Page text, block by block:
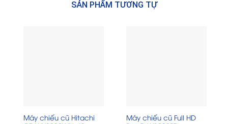
SẢN PHẨM TƯƠNG TỰ
Máy chiếu cũ Hitachi
Máy chiếu cũ Full HD